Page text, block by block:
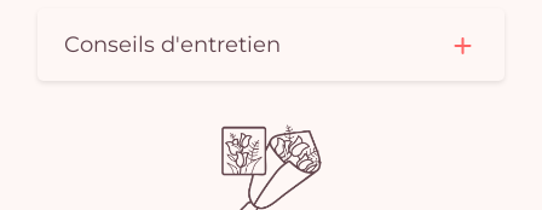
Conseils d'entretien